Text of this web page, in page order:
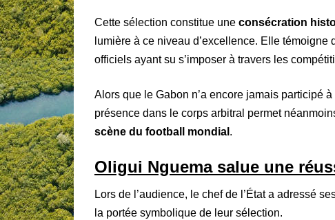
Cette sélection constitue une consécration
lumière à ce niveau d’excellence. Elle témoigne
officiels ayant su s’imposer à travers les
Alors que le Gabon n’a encore jamais participé
présence dans le corps arbitral permet
scène du football mondial .
Oligui Nguema salue une
Lors de l’audience, le chef de l’État a adressé
la portée symbolique de leur sélection.